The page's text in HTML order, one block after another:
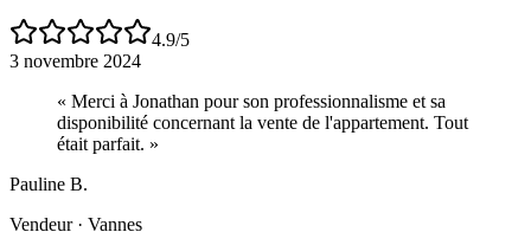
4.9/5
3 novembre 2024
« Merci à Jonathan pour son professionnalisme et sa
disponibilité concernant la vente de l'appartement. Tout
était parfait. »
Pauline B.
Vendeur· Vannes